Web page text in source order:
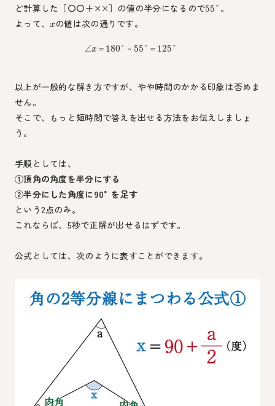
ど計算した［〇〇＋××］の値の半分になるので55° 。
よって、xの値は次の通りです。
∠x ＝ 180° －55° ＝ 125°
以上が一般的な解き方ですが、やや時間のかかる印象は否めま
せん。
そこで、もっと短時間で答えを出せる方法をお伝えしましょ
う。
手順としては、
①頂角の角度を半分にする
②半分にした角度に90°を足す
という2点のみ。
これならば、5秒で正解が出せるはずです。
公式としては、次のように表すことができます。